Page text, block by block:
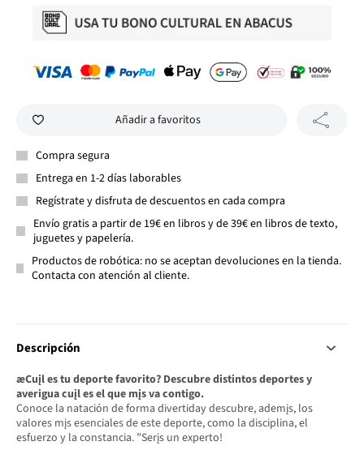
Añadir a favoritos
Compra segura
Entrega en 1-2 días laborables
Regístrate y disfruta de descuentos en cada compra
Envío gratis a partir de 19€ en libros y de 39€ en libros de texto,
juguetes y papelería.
Productos de robótica: no se aceptan devoluciones en la tienda.
Contacta con atención al cliente.
Descripción
æCuįl es tu deporte favorito? Descubre distintos deportes y
averigua cuįl es el que mįs va contigo.
Conoce la natación de forma divertiday descubre, ademįs, los
valores mįs esenciales de este deporte, como la disciplina, el
esfuerzo y la constancia. ”Serįs un experto!